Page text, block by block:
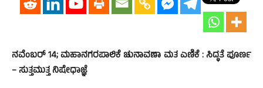
ನವೆಂಬರ್ 14; ಮಹಾನಗರಪಾಲಿಕೆ ಚುನಾವಣಾ ಮತ ಎಣಿಕೆ : ಸಿದ್ಧತೆ ಪೂರ್ಣ
– ಸುತ್ತಮುತ್ತ ನಿಷೇಧಾಜ್ಞೆ